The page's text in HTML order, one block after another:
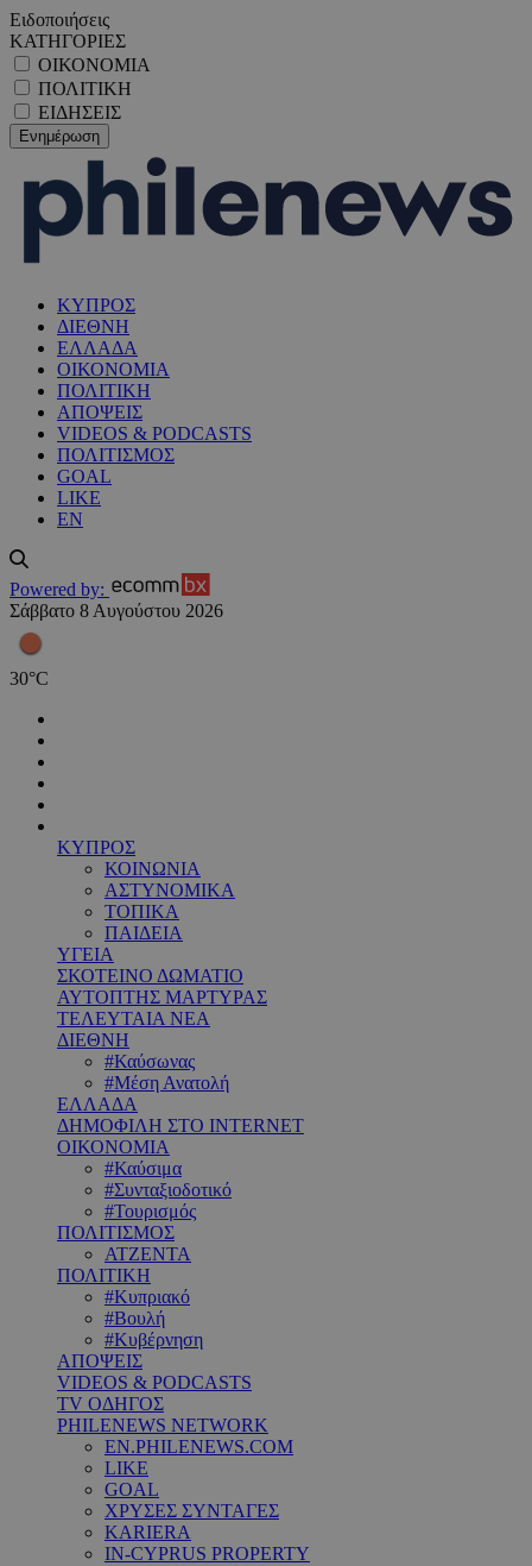
Ειδοποιήσεις
ΚΑΤΗΓΟΡΙΕΣ
ΟΙΚΟΝΟΜΙΑ
ΠΟΛΙΤΙΚΗ
ΕΙΔΗΣΕΙΣ
ΚΥΠΡΟΣ
ΔΙΕΘΝΗ
ΕΛΛΑΔΑ
ΟΙΚΟΝΟΜΙΑ
ΠΟΛΙΤΙΚΗ
ΑΠΟΨΕΙΣ
VIDEOS & PODCASTS
ΠΟΛΙΤΙΣΜΟΣ
GOAL
LIKE
EN
Powered by:
Σάββατο 8 Αυγούστου 2026
30°C
ΚΥΠΡΟΣ
ΚΟΙΝΩΝΙΑ
ΑΣΤΥΝΟΜΙΚΑ
ΤΟΠΙΚΑ
ΠΑΙΔΕΙΑ
ΥΓΕΙΑ
ΣΚΟΤΕΙΝΟ ΔΩΜΑΤΙΟ
ΑΥΤΟΠΤΗΣ ΜΑΡΤΥΡΑΣ
ΤΕΛΕΥΤΑΙΑ ΝΕΑ
ΔΙΕΘΝΗ
#Καύσωνας
#Μέση Ανατολή
ΕΛΛΑΔΑ
ΔΗΜΟΦΙΛΗ ΣΤΟ INTERNET
ΟΙΚΟΝΟΜΙΑ
#Καύσιμα
#Συνταξιοδοτικό
#Τουρισμός
ΠΟΛΙΤΙΣΜΟΣ
ΑΤΖΕΝΤΑ
ΠΟΛΙΤΙΚΗ
#Κυπριακό
#Βουλή
#Κυβέρνηση
ΑΠΟΨΕΙΣ
VIDEOS & PODCASTS
TV ΟΔΗΓΟΣ
PHILENEWS NETWORK
EN.PHILENEWS.COM
LIKE
GOAL
ΧΡΥΣΕΣ ΣΥΝΤΑΓΕΣ
KARIERA
IN-CYPRUS PROPERTY